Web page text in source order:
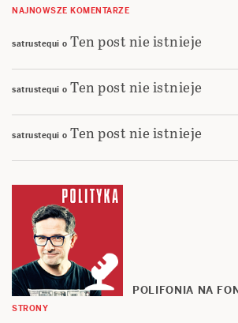
NAJNOWSZE KOMENTARZE
satrustequi o Ten post nie istnieje
satrustequi o Ten post nie istnieje
satrustequi o Ten post nie istnieje
POLIFONIA NA
STRONY